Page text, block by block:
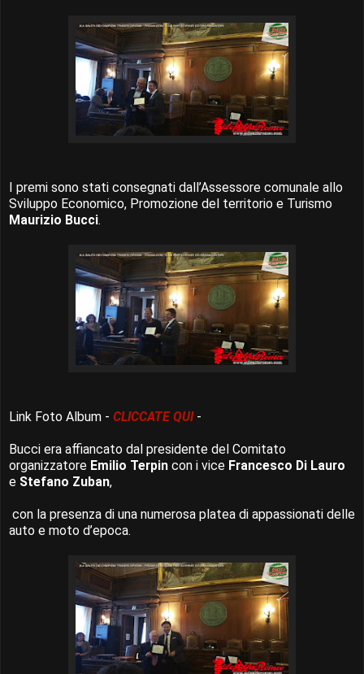
I premi sono stati consegnati dall’Assessore comunale allo
Sviluppo Economico, Promozione del territorio e Turismo
Maurizio Bucci.
Link Foto Album - CLICCATE QUI-
Bucci era affiancato dal presidente del Comitato
organizzatore Emilio Terpin con i vice Francesco Di Lauro
e Stefano Zuban,
con la presenza di una numerosa platea di appassionati delle
auto e moto d’epoca.